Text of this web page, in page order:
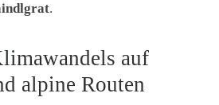
.
auf
alpine Routen